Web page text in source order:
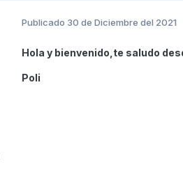
Publicado 30 de Diciembre del 2021
Hola y bienvenido,te saludo
Poli